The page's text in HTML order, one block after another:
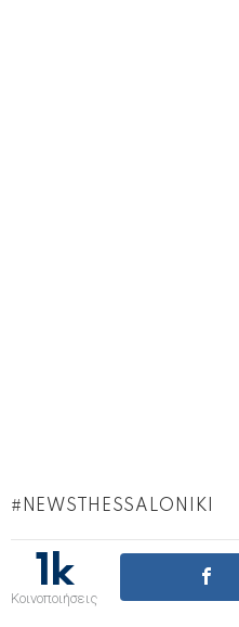
NEWSTHESSALONIKI
1k
Κοινοποιήσεις